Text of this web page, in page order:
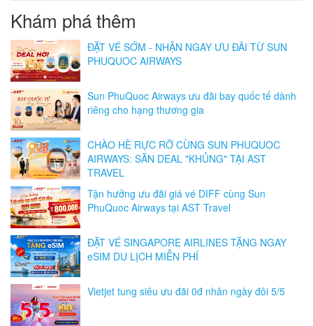
Khám phá thêm
ĐẶT VÉ SỚM - NHẬN NGAY ƯU ĐÃI TỪ SUN
PHUQUOC AIRWAYS
Sun PhuQuoc Airways ưu đãi bay quốc tế dành
riêng cho hạng thương gia
CHÀO HÈ RỰC RỠ CÙNG SUN PHUQUOC
AIRWAYS: SĂN DEAL "KHỦNG" TẠI AST
TRAVEL
Tận hưởng ưu đãi giá vé DIFF cùng Sun
PhuQuoc Airways tại AST Travel
ĐẶT VÉ SINGAPORE AIRLINES TẶNG NGAY
eSIM DU LỊCH MIỄN PHÍ
Vietjet tung siêu ưu đãi 0đ nhân ngày đôi 5/5